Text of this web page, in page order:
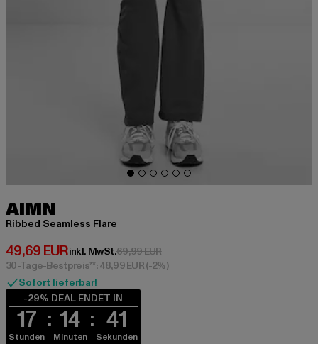
AIMN
Ribbed Seamless Flare
49,69 EUR
Derzeitiger Preis: 49,69 EUR
inkl. MwSt.69,99 EURAktionspreis: 69,99 EUR
30-Tage-Bestpreis**: 48,99 EUR(-2%)
Sofort lieferbar!
-29% DEAL ENDET IN
17
Stunden
14
Minuten
41
Sekunden